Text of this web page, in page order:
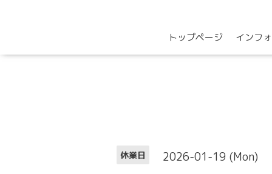
トップページ インフ
休業日 2026-01-19 (Mon)